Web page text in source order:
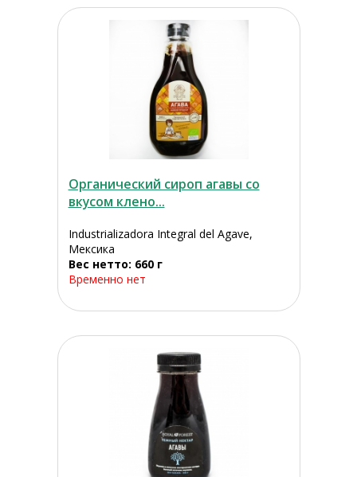
Органический сироп агавы со
вкусом клено...
Industrializadora Integral del Agave,
Мексика
Вес нетто: 660 г
Временно нет